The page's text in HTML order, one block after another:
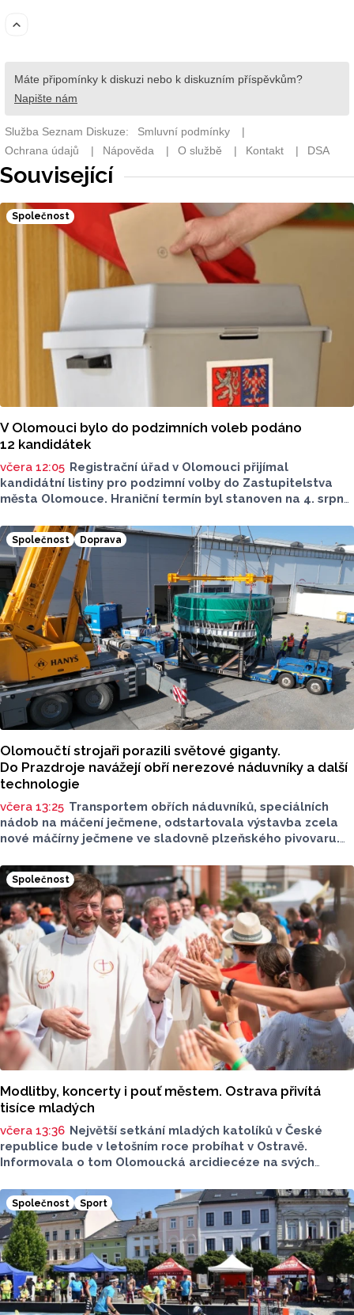
Související
Společnost
V Olomouci bylo do podzimních voleb podáno
12 kandidátek
včera 12:05 Registrační úřad v Olomouci přijímal
kandidátní listiny pro podzimní volby do Zastupitelstva
města Olomouce. Hraniční termín byl stanoven na 4. srpna
12 kandidátních listin.
Společnost Doprava
Olomoučtí strojaři porazili světové giganty.
Do Prazdroje navážejí obří nerezové náduvníky a další
technologie
včera 13:25 Transportem obřích náduvníků, speciálních
nádob na máčení ječmene, odstartovala výstavba zcela
nové máčírny ječmene ve sladovně plzeňského pivovaru.
MALT, která dokázala v úterý 4. srpna úspěšně převézt
z Olomouce v pořadí již čtvrtá masivní vlna přepravy
nadměrných nákladů snerezovými náduvníky.
Společnost
Modlitby, koncerty i pouť městem. Ostrava přivítá
tisíce mladých
včera 13:36 Největší setkání mladých katolíků v České
republice bude v letošním roce probíhat v Ostravě.
Informovala o tom Olomoucká arcidiecéze na svých
se uskuteční od úterý 11. srpna až do neděle 16. srpna.
Očekává se přes 3 tisíce návštěvníků.
Společnost Sport